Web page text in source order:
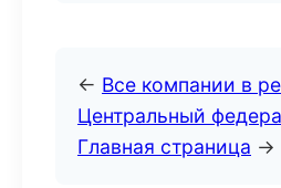
← Все компании в
Центральный
Главная страница →